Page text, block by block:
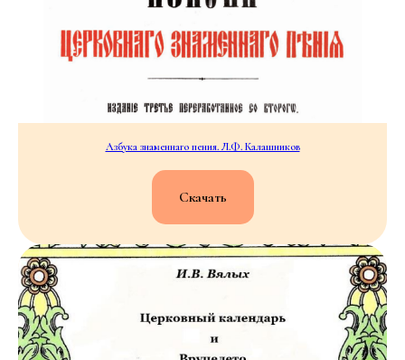
Азбука знаменнаго пения. Л.Ф. Калашников
Скачать